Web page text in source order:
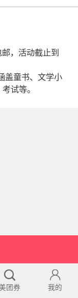
，活动截止到
盖童书、文学小
试等。
团券 我的